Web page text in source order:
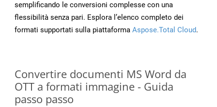
semplificando le conversioni complesse con una
flessibilità senza pari. Esplora l’elenco completo dei
formati supportati sulla piattaforma Aspose.Total Cloud.
Convertire documenti MS Word da
OTT a formati immagine - Guida
passo passo